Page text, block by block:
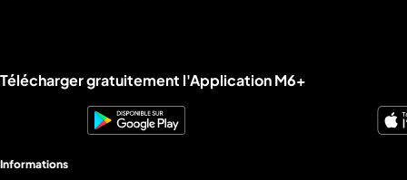
Liens utiles M6+.
Télécharger gratuitement l'Application M6+
Informations